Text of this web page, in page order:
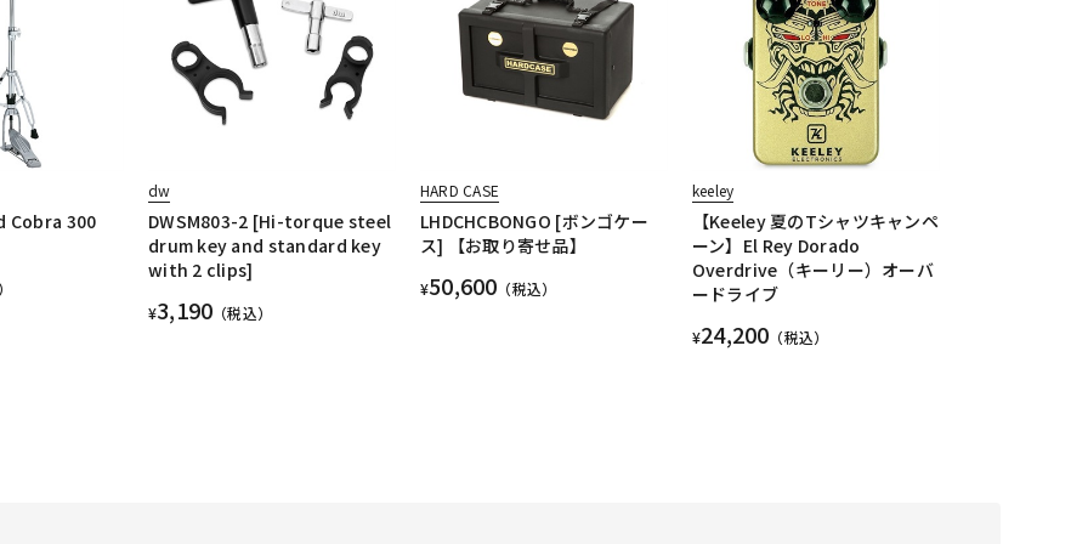
Cobra 300
dw
DWSM803-2 [Hi-torque steel
drum key and standard key
with 2 clips]
¥3,190 （税込）
HARD CASE
LHDCHCBONGO [ボンゴケー
ス] 【お取り寄せ品】
¥50,600 （税込）
keeley
【Keeley 夏のTシャツキャンペ
ーン】El Rey Dorado
Overdrive（キーリー）オーバ
ードライブ
¥24,200 （税込）